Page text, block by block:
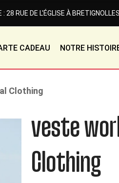
28 RUE DE L'ÉGLISE À
CADEAU NOTRE
Clothing
veste
Clothing